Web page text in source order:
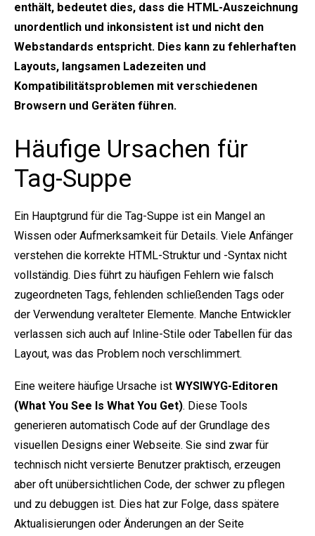
enthält, bedeutet dies, dass die HTML-Auszeichnung
unordentlich und inkonsistent ist und nicht den
Webstandards entspricht. Dies kann zu fehlerhaften
Layouts, langsamen Ladezeiten und
Kompatibilitätsproblemen mit verschiedenen
Browsern und Geräten führen.
Häufige Ursachen für
Tag-Suppe
Ein Hauptgrund für die Tag-Suppe ist ein Mangel an
Wissen oder Aufmerksamkeit für Details. Viele Anfänger
verstehen die korrekte HTML-Struktur und -Syntax nicht
vollständig. Dies führt zu häufigen Fehlern wie falsch
zugeordneten Tags, fehlenden schließenden Tags oder
der Verwendung veralteter Elemente. Manche Entwickler
verlassen sich auch auf Inline-Stile oder Tabellen für das
Layout, was das Problem noch verschlimmert.
Eine weitere häufige Ursache ist WYSIWYG-Editoren
(What You See Is What You Get). Diese Tools
generieren automatisch Code auf der Grundlage des
visuellen Designs einer Webseite. Sie sind zwar für
technisch nicht versierte Benutzer praktisch, erzeugen
aber oft unübersichtlichen Code, der schwer zu pflegen
und zu debuggen ist. Dies hat zur Folge, dass spätere
Aktualisierungen oder Änderungen an der Seite